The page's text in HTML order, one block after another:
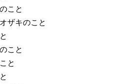
こと
ザキのこと
こと
と